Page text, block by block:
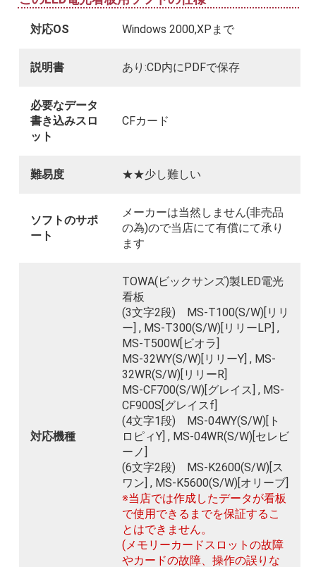
対応OS Windows 2000,XPまで
説明書 あり:CD内にPDFで保存
必要なデータ
書き込みスロ
ット
CFカード
難易度 ★★少し難しい
ソフトのサポ
ート
メーカーは当然しません(非売品
の為)ので当店にて有償にて承り
ます
対応機種
TOWA(ビックサンズ)製LED電光
看板
(3文字2段) MS-T100(S/W)[リリ
ー] , MS-T300(S/W)[リリーLP] ,
MS-T500W[ビオラ]
MS-32WY(S/W)[リリーY] , MS-
32WR(S/W)[リリーR]
MS-CF700(S/W)[グレイス] , MS-
CF900S[グレイスf]
(4文字1段) MS-04WY(S/W)[ト
ロピィY] , MS-04WR(S/W)[セレビ
ーノ]
(6文字2段) MS-K2600(S/W)[ス
ワン] , MS-K5600(S/W)[オリーブ]
※当店では作成したデータが看板
で使用できるまでを保証するこ
とはできません。
(メモリーカードスロットの故障
やカードの故障、操作の誤りな